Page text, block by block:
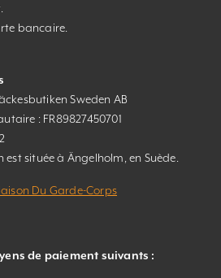
bancaire.
Sweden AB
: FR89827450701
située à Ängelholm, en Suède.
Du Garde-Corps
de paiement suivants :